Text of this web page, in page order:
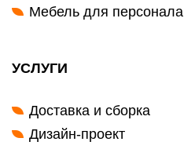
Мебель для персонала
УСЛУГИ
Доставка и сборка
Дизайн-проект